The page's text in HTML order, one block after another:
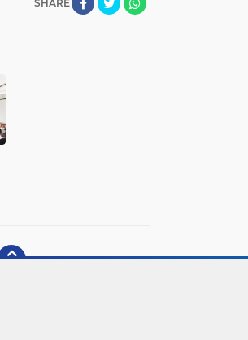
SHARE